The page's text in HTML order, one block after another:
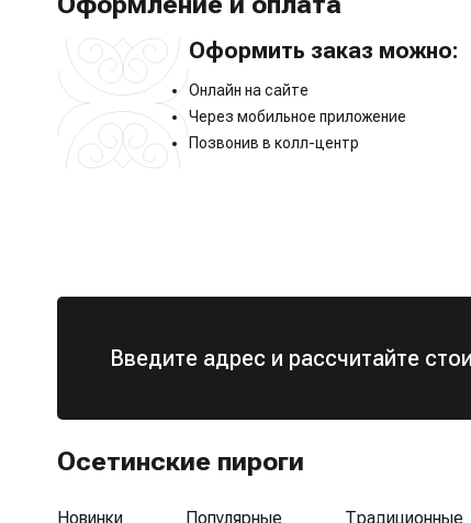
Оформить заказ можно:
Онлайн на сайте
Через мобильное приложение
Позвонив в колл-центр
Введите адрес и рассчитайте
Осетинские пироги
Новинки Популярные Традиционные